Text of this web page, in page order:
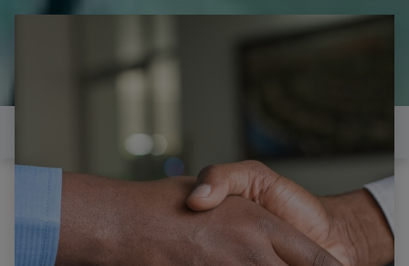
il est temps de
réparer...Electronique 66 est
heureux de vous aider
Tous les produits
SAMSUNG LE40S86BD CARTE ALIMENTATION